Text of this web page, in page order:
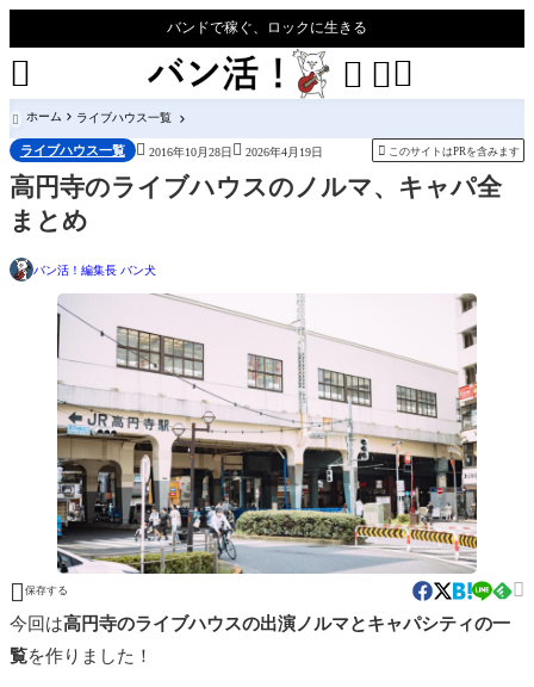
バンドで稼ぐ、ロックに生きる
 

 ホーム ライブハウス一覧
ライブハウス一覧  2016年10月28日  2026年4月19日  このサイトはPRを含みます
高円寺のライブハウスのノルマ、キャパ全
まとめ
バン活！編集長 バン犬
 保存する 
今回は高円寺のライブハウスの出演ノルマとキャパシティの一
覧を作りました！